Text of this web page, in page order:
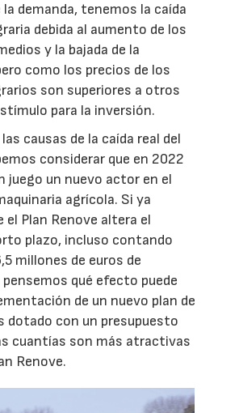
la demanda, tenemos la caída
debida al aumento de los
y la bajada de la
como los precios de los
son superiores a otros
para la inversión.
causas de la caída real del
considerar que en 2022
juego un nuevo actor en el
agrícola. Si ya
el Plan Renove altera el
plazo, incluso contando
millones de euros de
qué efecto puede
de un nuevo plan de
dotado con un presupuesto
cuantías son más atractivas
Renove.